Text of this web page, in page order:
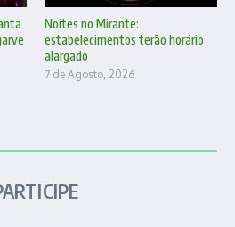
Noites no Mirante:
estabelecimentos terão horário
alargado
7 de Agosto, 2026